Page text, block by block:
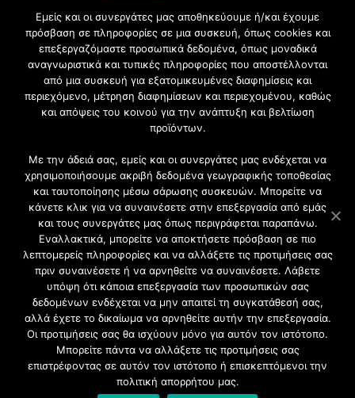
Εγγραφή στο Newsletter
Γίνετε μέλος της μεγαλύτερης διαδικτυακής κοινότητας, ειδικά
για αρχιτέκτονες, σχεδιαστές και λάτρεις της κατασκευής και
2021 CFW - All Rights Reserved
Επιχειρήσεις |
Προφίλ
Διαφήμιση
Επικοινωνία
Πολιτική Απορρήτου
Εμείς και οι συνεργάτες μας αποθηκεύουμε ή/και έχουμε
πρόσβαση σε πληροφορίες σε μια συσκευή, όπως cookies και
επεξεργαζόμαστε προσωπικά δεδομένα, όπως μοναδικά
αναγνωριστικά και τυπικές πληροφορίες που αποστέλλονται
από μια συσκευή για εξατομικευμένες διαφημίσεις και
περιεχόμενο, μέτρηση διαφημίσεων και περιεχομένου, καθώς
και απόψεις του κοινού για την ανάπτυξη και βελτίωση
προϊόντων.
Με την άδειά σας, εμείς και οι συνεργάτες μας ενδέχεται να
χρησιμοποιήσουμε ακριβή δεδομένα γεωγραφικής τοποθεσίας
και ταυτοποίησης μέσω σάρωσης συσκευών. Μπορείτε να
κάνετε κλικ για να συναινέσετε στην επεξεργασία από εμάς
και τους συνεργάτες μας όπως περιγράφεται παραπάνω.
Εναλλακτικά, μπορείτε να αποκτήσετε πρόσβαση σε πιο
λεπτομερείς πληροφορίες και να αλλάξετε τις προτιμήσεις σας
πριν συναινέσετε ή να αρνηθείτε να συναινέσετε. Λάβετε
υπόψη ότι κάποια επεξεργασία των προσωπικών σας
δεδομένων ενδέχεται να μην απαιτεί τη συγκατάθεσή σας,
αλλά έχετε το δικαίωμα να αρνηθείτε αυτήν την επεξεργασία.
Οι προτιμήσεις σας θα ισχύουν μόνο για αυτόν τον ιστότοπο.
Μπορείτε πάντα να αλλάξετε τις προτιμήσεις σας
επιστρέφοντας σε αυτόν τον ιστότοπο ή επισκεπτόμενοι την
πολιτική απορρήτου μας.